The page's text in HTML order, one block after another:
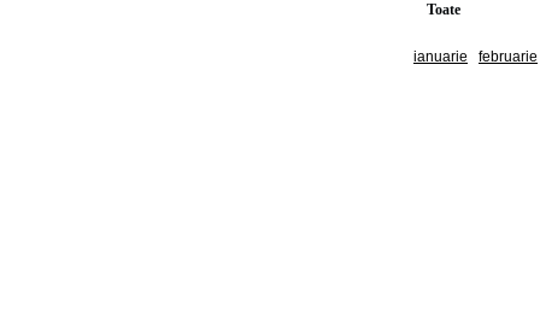
Toate
ianuarie februarie